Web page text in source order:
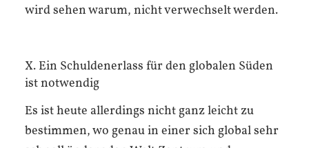
wird sehen warum, nicht verwechselt werden.
X. Ein Schuldenerlass für den globalen Süden
ist notwendig
Es ist heute allerdings nicht ganz leicht zu
bestimmen, wo genau in einer sich global sehr